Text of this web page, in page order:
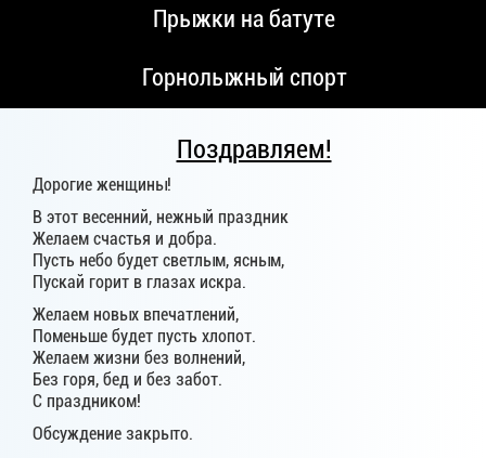
Прыжки на батуте
Горнолыжный спорт
Поздравляем!
Дорогие женщины!
В этот весенний, нежный праздник
Желаем счастья и добра.
Пусть небо будет светлым, ясным,
Пускай горит в глазах искра.
Желаем новых впечатлений,
Поменьше будет пусть хлопот.
Желаем жизни без волнений,
Без горя, бед и без забот.
С праздником!
Обсуждение закрыто.